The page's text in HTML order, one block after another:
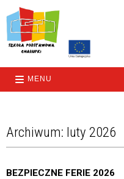
MENU
Archiwum: luty 2026
BEZPIECZNE FERIE 2026